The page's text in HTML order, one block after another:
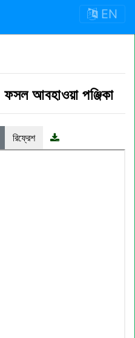
EN
ফসল আবহাওয়া পঞ্জিকা
রিফ্রেশ